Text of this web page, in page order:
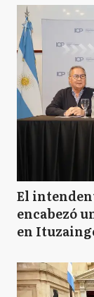
El
encabezó
en